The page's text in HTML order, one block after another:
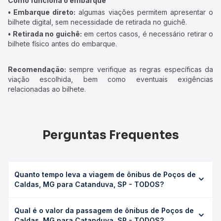
• Embarque direto: algumas viações permitem apresentar o
bilhete digital, sem necessidade de retirada no guichê.
• Retirada no guichê: em certos casos, é necessário retirar o
bilhete físico antes do embarque.
Recomendação: sempre verifique as regras específicas da
viação escolhida, bem como eventuais exigências
relacionadas ao bilhete.
Perguntas Frequentes
Quanto tempo leva a viagem de ônibus de Poços de
Caldas, MG para Catanduva, SP - TODOS?
Catanduva, SP - TODOS leva em média 6h 5min, podendo
Qual é o valor da passagem de ônibus de Poços de